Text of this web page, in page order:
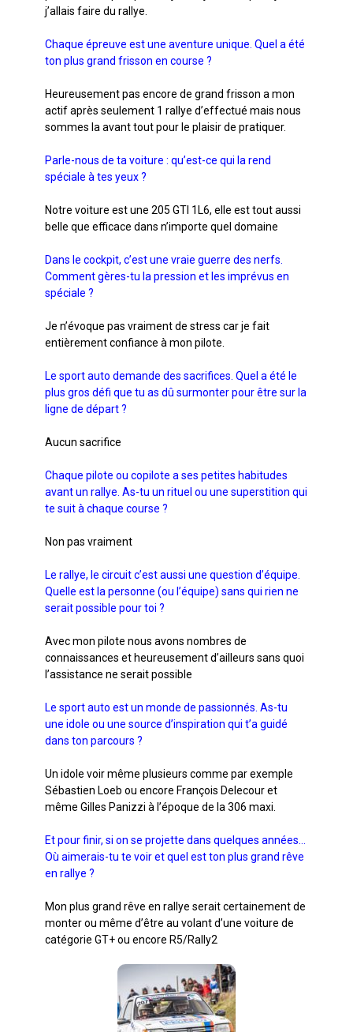
j’allais faire du rallye.
Chaque épreuve est une aventure unique. Quel a été
ton plus grand frisson en course ?
Heureusement pas encore de grand frisson a mon
actif après seulement 1 rallye d’effectué mais nous
sommes la avant tout pour le plaisir de pratiquer.
Parle-nous de ta voiture : qu’est-ce qui la rend
spéciale à tes yeux ?
Notre voiture est une 205 GTI 1L6, elle est tout aussi
belle que efficace dans n’importe quel domaine
Dans le cockpit, c’est une vraie guerre des nerfs.
Comment gères-tu la pression et les imprévus en
spéciale ?
Je n’évoque pas vraiment de stress car je fait
entièrement confiance à mon pilote.
Le sport auto demande des sacrifices. Quel a été le
plus gros défi que tu as dû surmonter pour être sur la
ligne de départ ?
Aucun sacrifice
Chaque pilote ou copilote a ses petites habitudes
avant un rallye. As-tu un rituel ou une superstition qui
te suit à chaque course ?
Non pas vraiment
Le rallye, le circuit c’est aussi une question d’équipe.
Quelle est la personne (ou l’équipe) sans qui rien ne
serait possible pour toi ?
Avec mon pilote nous avons nombres de
connaissances et heureusement d’ailleurs sans quoi
l’assistance ne serait possible
Le sport auto est un monde de passionnés. As-tu
une idole ou une source d’inspiration qui t’a guidé
dans ton parcours ?
Un idole voir même plusieurs comme par exemple
Sébastien Loeb ou encore François Delecour et
même Gilles Panizzi à l’époque de la 306 maxi.
Et pour finir, si on se projette dans quelques années…
Où aimerais-tu te voir et quel est ton plus grand rêve
en rallye ?
Mon plus grand rêve en rallye serait certainement de
monter ou même d’être au volant d’une voiture de
catégorie GT+ ou encore R5/Rally2